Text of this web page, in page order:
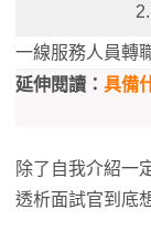
一線服務人員轉
延伸閱讀： 具備
除了自我介紹一
透析面試官到底